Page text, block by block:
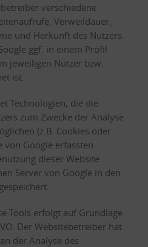
verschiedene
Verweildauer,
und Herkunft des Nutzers.
ggf. in einem Profil
jeweiligen Nutzer bzw.
ist.
Technologien, die die
zum Zwecke der Analyse
(z.B. Cookies oder
von Google erfassten
dieser Website
Server von Google in den
Tools erfolgt auf Grundlage
Der Websitebetreiber hat
der Analyse des